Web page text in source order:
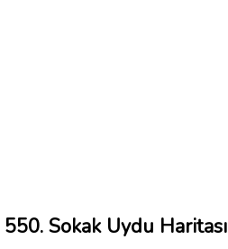
550. Sokak Uydu Haritası